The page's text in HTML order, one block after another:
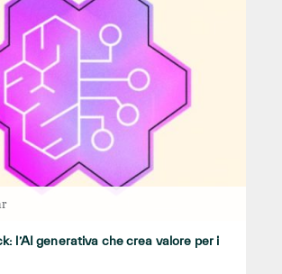
l’AI generativa che crea valore per i